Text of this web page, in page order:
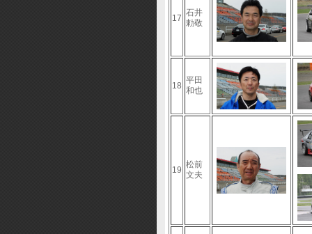
17
石井
勅敬
18
平田
和也
19
松前
文夫